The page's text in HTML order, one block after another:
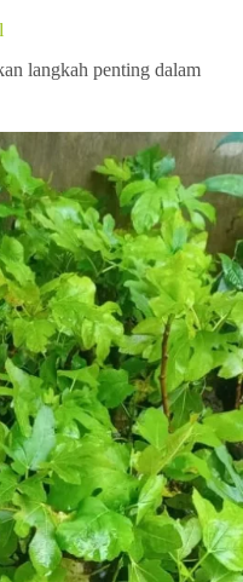
langkah penting dalam